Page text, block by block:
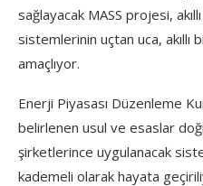
sağlayacak MASS projesi,
sistemlerinin uçtan uca, akıllı
amaçlıyor.
Enerji Piyasası Düzenleme
belirlenen usul ve esaslar
şirketlerince uygulanacak
kademeli olarak hayata